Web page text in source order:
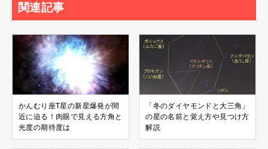
関連記事
かんむり座T星の新星爆発が間
近に迫る！肉眼で見える方角と
光度の期待度は
「冬のダイヤモンドと大三角」
の星の名前と覚え方や見つけ方
解説